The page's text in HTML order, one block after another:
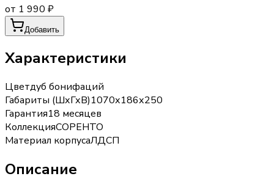
от 1 990 ₽
Добавить
Характеристики
Цветдуб бонифаций
Габариты (ШхГхВ)1070х186х250
Гарантия18 месяцев
КоллекцияСОРЕНТО
Материал корпусаЛДСП
Описание